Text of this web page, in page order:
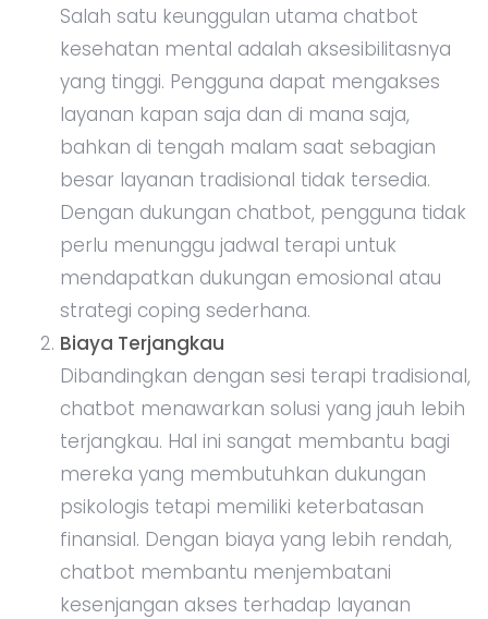
Salah satu keunggulan utama chatbot
kesehatan mental adalah aksesibilitasnya
yang tinggi. Pengguna dapat mengakses
layanan kapan saja dan di mana saja,
bahkan di tengah malam saat sebagian
besar layanan tradisional tidak tersedia.
Dengan dukungan chatbot, pengguna tidak
perlu menunggu jadwal terapi untuk
mendapatkan dukungan emosional atau
strategi coping sederhana.
Biaya Terjangkau
Dibandingkan dengan sesi terapi tradisional,
chatbot menawarkan solusi yang jauh lebih
terjangkau. Hal ini sangat membantu bagi
mereka yang membutuhkan dukungan
psikologis tetapi memiliki keterbatasan
finansial. Dengan biaya yang lebih rendah,
chatbot membantu menjembatani
kesenjangan akses terhadap layanan